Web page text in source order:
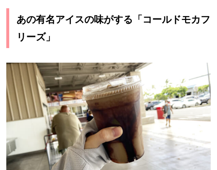
あの有名アイスの味がする「コールドモカフ
リーズ」